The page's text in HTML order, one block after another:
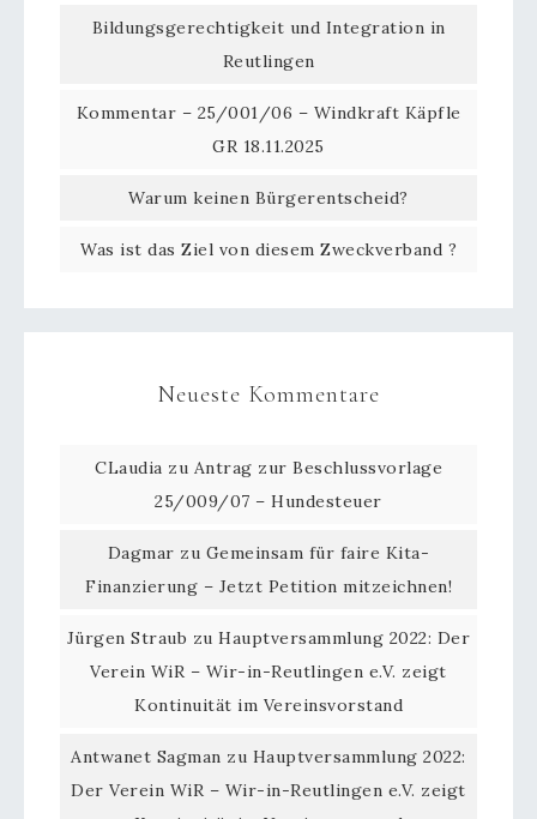
Bildungsgerechtigkeit und Integration in
Reutlingen
Kommentar – 25/001/06 – Windkraft Käpfle
GR 18.11.2025
Warum keinen Bürgerentscheid?
Was ist das Ziel von diesem Zweckverband ?
Neueste Kommentare
CLaudia zu Antrag zur Beschlussvorlage
25/009/07 – Hundesteuer
Dagmar zu Gemeinsam für faire Kita-
Finanzierung – Jetzt Petition mitzeichnen!
Jürgen Straub zuHauptversammlung 2022: Der
Verein WiR – Wir-in-Reutlingen e.V. zeigt
Kontinuität im Vereinsvorstand
Antwanet Sagman zu Hauptversammlung 2022:
Der Verein WiR – Wir-in-Reutlingen e.V. zeigt